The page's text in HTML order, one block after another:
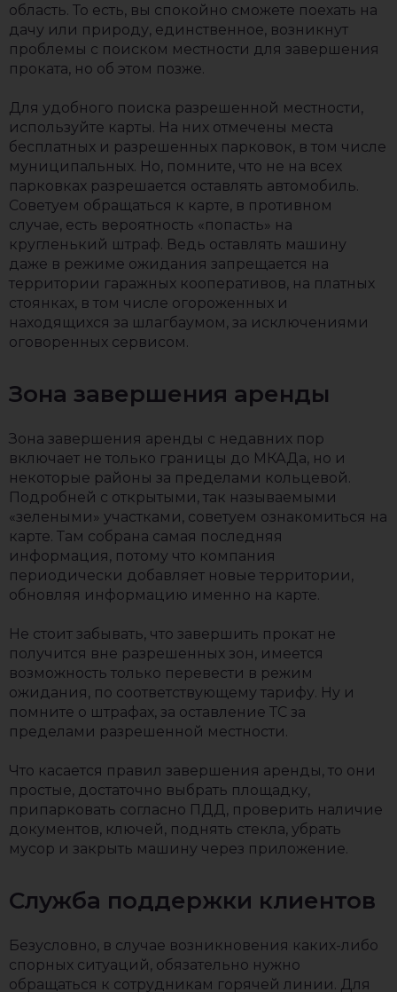
область. То есть, вы спокойно сможете поехать на
дачу или природу, единственное, возникнут
проблемы с поиском местности для завершения
проката, но об этом позже.
Для удобного поиска разрешенной местности,
используйте карты. На них отмечены места
бесплатных и разрешенных парковок, в том числе
муниципальных. Но, помните, что не на всех
парковках разрешается оставлять автомобиль.
Советуем обращаться к карте, в противном
случае, есть вероятность «попасть» на
кругленький штраф. Ведь оставлять машину
даже в режиме ожидания запрещается на
территории гаражных кооперативов, на платных
стоянках, в том числе огороженных и
находящихся за шлагбаумом, за исключениями
оговоренных сервисом.
Зона завершения аренды
Зона завершения аренды с недавних пор
включает не только границы до МКАДа, но и
некоторые районы за пределами кольцевой.
Подробней с открытыми, так называемыми
«зелеными» участками, советуем ознакомиться на
карте. Там собрана самая последняя
информация, потому что компания
периодически добавляет новые территории,
обновляя информацию именно на карте.
Не стоит забывать, что завершить прокат не
получится вне разрешенных зон, имеется
возможность только перевести в режим
ожидания, по соответствующему тарифу. Ну и
помните о штрафах, за оставление ТС за
пределами разрешенной местности.
Что касается правил завершения аренды, то они
простые, достаточно выбрать площадку,
припарковать согласно ПДД, проверить наличие
документов, ключей, поднять стекла, убрать
мусор и закрыть машину через приложение.
Служба поддержки клиентов
Безусловно, в случае возникновения каких-либо
спорных ситуаций, обязательно нужно
обращаться к сотрудникам горячей линии. Для